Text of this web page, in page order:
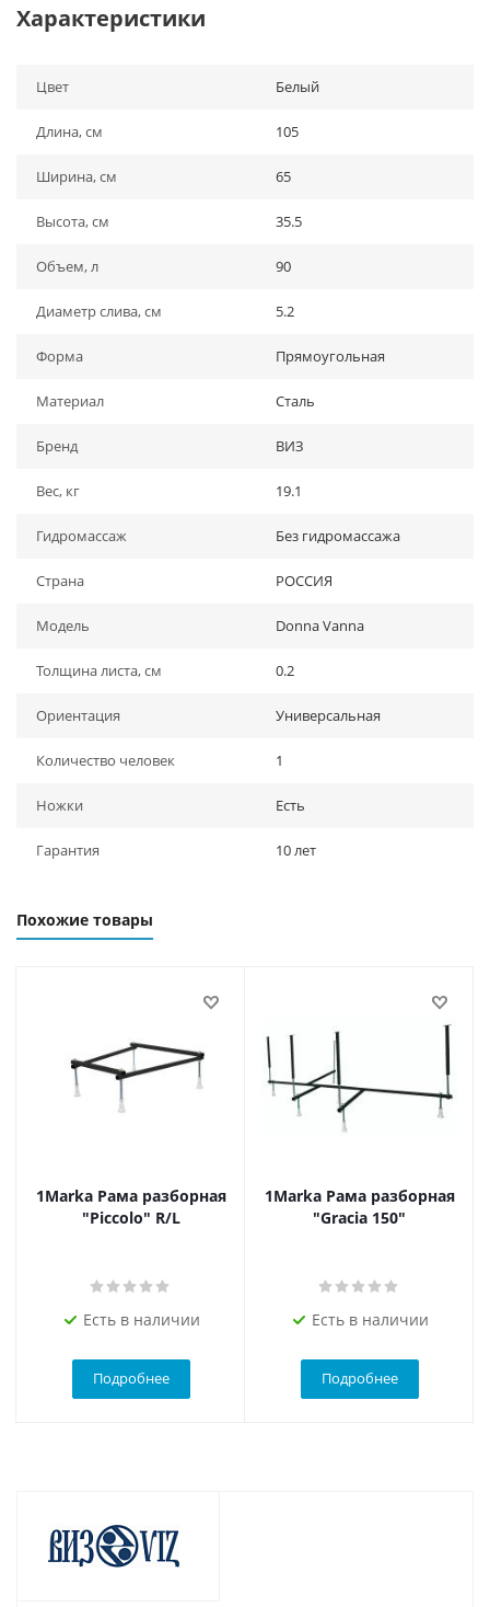
Характеристики
Цвет Белый
Длина, см 105
Ширина, см 65
Высота, см 35.5
Объем, л 90
Диаметр слива, см 5.2
Форма Прямоугольная
Материал Сталь
Бренд ВИЗ
Вес, кг 19.1
Гидромассаж Без гидромассажа
Страна РОССИЯ
Модель Donna Vanna
Толщина листа, см 0.2
Ориентация Универсальная
Количество человек 1
Ножки Есть
Гарантия 10 лет
Похожие товары
1Marka Рама разборная
"Piccolo" R/L
Есть в наличии
Подробнее
1Marka Рама разборная
"Gracia 150"
Есть в наличии
Подробнее